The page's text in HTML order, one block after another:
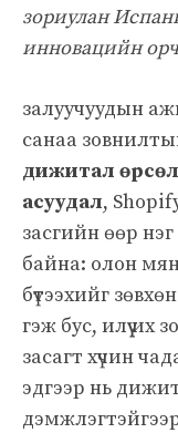
зориулан
инновацийн
залуучуудын
санаа
дижитал
асуудал,
засгийн өөр
байна: олон
бүтээхийг
гэж бус, илүү
засагт хүчин
эдгээр нь